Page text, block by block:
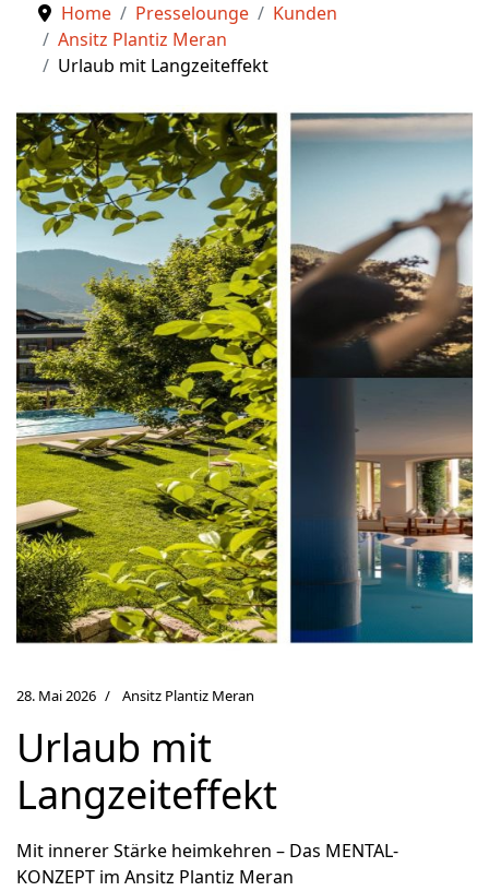
Home Presselounge
Kunden
Ansitz Plantiz Meran
Urlaub mit Langzeiteffekt
28. Mai 2026 Ansitz Plantiz Meran
Urlaub mit
Langzeiteffekt
Mit innerer Stärke heimkehren – Das MENTAL-
KONZEPT im Ansitz Plantiz Meran